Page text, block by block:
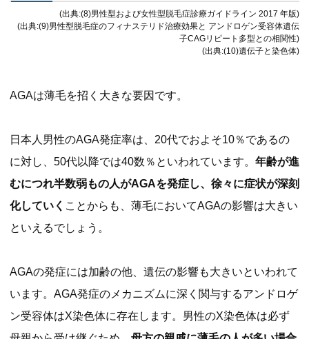
(出典:(8)男性型および女性型脱毛症診療ガイドライン 2017 年版)
(出典:(9)男性型脱毛症のフィナステリド治療効果と アンドロゲン受容体遺伝
子CAGリピート多型との相関性)
(出典:(10)遺伝子と染色体)
AGAは薄毛を招く大きな要因です。
日本人男性のAGA発症率は、20代でおよそ10％であるの
に対し、50代以降では40数％といわれています。 年齢が進
むにつれ半数弱もの人がAGAを発症し、徐々に症状が深刻
化していく ことからも、薄毛においてAGAの影響は大きい
といえるでしょう。
AGAの発症には加齢の他、遺伝の影響も大きいといわれて
います。AGA発症のメカニズムに深く関与するアンドロゲ
ン受容体はX染色体に存在します。男性のX染色体は必ず